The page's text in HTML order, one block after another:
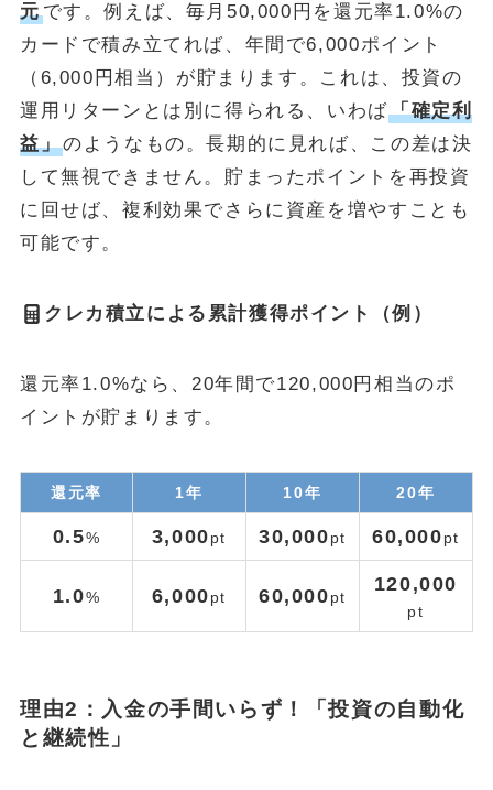
元です。例えば、毎月50,000円を還元率1.0%の
カードで積み立てれば、年間で6,000ポイント
（6,000円相当）が貯まります。これは、投資の
運用リターンとは別に得られる、いわば「確定利
益」のようなもの。長期的に見れば、この差は決
して無視できません。貯まったポイントを再投資
に回せば、複利効果でさらに資産を増やすことも
可能です。
クレカ積立による累計獲得ポイント（例）
還元率1.0%なら、20年間で120,000円相当のポ
イントが貯まります。
還元率 1年 10年 20年
0.5% 3,000pt 30,000pt 60,000pt
1.0% 6,000pt 60,000pt
120,000
pt
理由2：入金の手間いらず！「投資の自動化
と継続性」